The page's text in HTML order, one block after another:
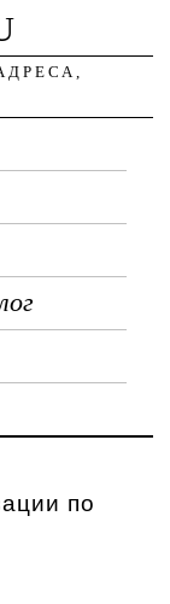
по